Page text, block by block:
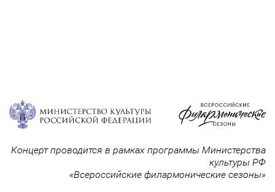
Концерт проводится в рамках программы Министерства
культуры РФ
«Всероссийские филармонические сезоны»